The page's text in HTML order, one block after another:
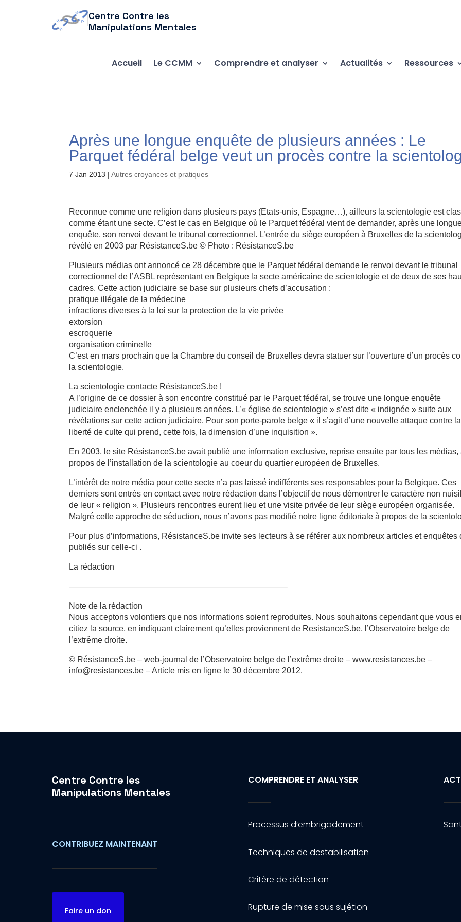
Centre Contre les
Manipulations Mentales
Accueil Le CCMM Comprendre et analyser Actualités Ressources
Après une longue enquête de plusieurs années : Le
Parquet fédéral belge veut un procès contre la
7 Jan 2013 |Autres croyances et pratiques
Reconnue comme une religion dans plusieurs pays (Etats-unis, Espagne…), ailleurs la scientologie est
comme étant une secte. C’est le cas en Belgique où le Parquet fédéral vient de demander, après une
enquête, son renvoi devant le tribunal correctionnel. L’entrée du siège européen à Bruxelles de la
révélé en 2003 par RésistanceS.be © Photo : RésistanceS.be
Plusieurs médias ont annoncé ce 28 décembre que le Parquet fédéral demande le renvoi devant le tribunal
correctionnel de l’ASBL représentant en Belgique la secte américaine de scientologie et de deux de ses
cadres. Cette action judiciaire se base sur plusieurs chefs d’accusation :
pratique illégale de la médecine
infractions diverses à la loi sur la protection de la vie privée
extorsion
escroquerie
organisation criminelle
C’est en mars prochain que la Chambre du conseil de Bruxelles devra statuer sur l’ouverture d’un procès
la scientologie.
La scientologie contacte RésistanceS.be !
A l’origine de ce dossier à son encontre constitué par le Parquet fédéral, se trouve une longue enquête
judiciaire enclenchée il y a plusieurs années. L’« église de scientologie » s’est dite « indignée » suite aux
révélations sur cette action judiciaire. Pour son porte-parole belge « il s’agit d’une nouvelle attaque contre la
liberté de culte qui prend, cette fois, la dimension d’une inquisition ».
En 2003, le site RésistanceS.be avait publié une information exclusive, reprise ensuite par tous les médias,
propos de l’installation de la scientologie au coeur du quartier européen de Bruxelles.
L’intérêt de notre média pour cette secte n’a pas laissé indifférents ses responsables pour la Belgique. Ces
derniers sont entrés en contact avec notre rédaction dans l’objectif de nous démontrer le caractère non
de leur « religion ». Plusieurs rencontres eurent lieu et une visite privée de leur siège européen organisée.
Malgré cette approche de séduction, nous n’avons pas modifié notre ligne éditoriale à propos de la
Pour plus d’informations, RésistanceS.be invite ses lecteurs à se référer aux nombreux articles et enquêtes
publiés sur celle-ci .
La rédaction
——————————————————————————–
Note de la rédaction
Nous acceptons volontiers que nos informations soient reproduites. Nous souhaitons cependant que vous
citiez la source, en indiquant clairement qu’elles proviennent de ResistanceS.be, l’Observatoire belge de
l’extrême droite.
© RésistanceS.be – web-journal de l’Observatoire belge de l’extrême droite – www.resistances.be –
info@resistances.be – Article mis en ligne le 30 décembre 2012.
Centre Contre les
Manipulations Mentales
CONTRIBUEZ MAINTENANT
Faire un don
COMPRENDRE ET ANALYSER
Processus d’embrigadement
Techniques de destabilisation
Critère de détection
Rupture de mise sous sujétion